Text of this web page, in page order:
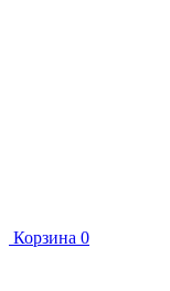
Корзина 0